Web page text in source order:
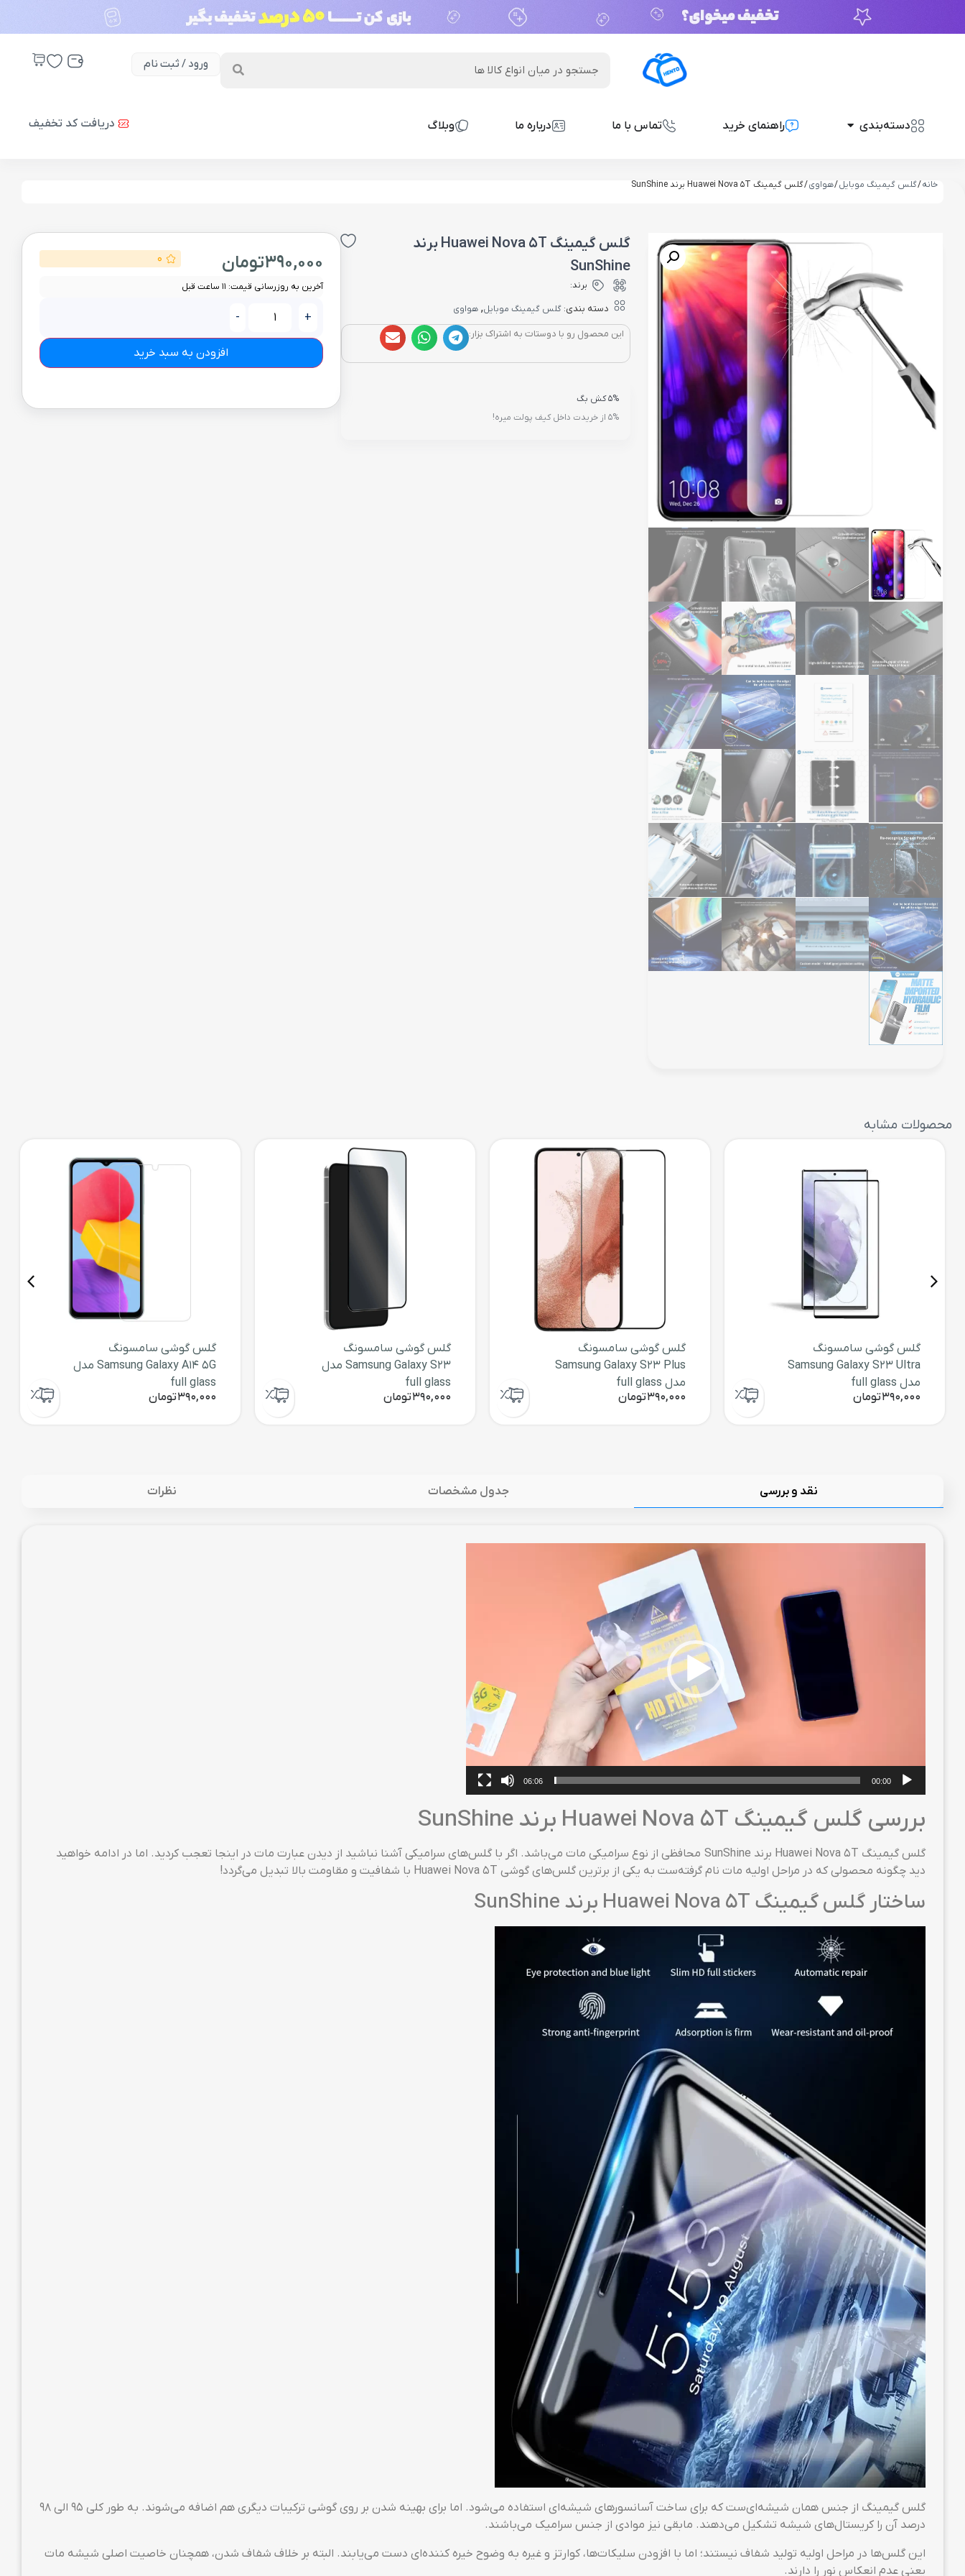
ورود / ثبت نام
دسته‌بندی راهنمای خرید تماس با ما درباره ما وبلاگ دریافت کد تخفیف
خانه/گلس گیمینگ موبایل/هواوی/ گلس گیمینگ Huawei Nova 5T برند SunShine
390,000تومان 0
آخرین به روزرسانی قیمت: 11 ساعت قبل
+
-
افزودن به سبد خرید
گلس گیمینگ Huawei Nova 5T برند
SunShine
برند:
دسته بندی:گلس گیمینگ موبایل, هواوی
این محصول رو با دوستات به اشتراک بزار:
5% کش بگ
5% از خریدت داخل کیف پولت میره!
محصولات مشابه
گلس گوشی سامسونگ
Samsung Galaxy S23 Ultra
مدل full glass
390,000تومان
گلس گوشی سامسونگ
Samsung Galaxy S23 Plus
مدل full glass
390,000تومان
گلس گوشی سامسونگ
Samsung Galaxy S23 مدل
full glass
390,000تومان
گلس گوشی سامسونگ
Samsung Galaxy A14 5G مدل
full glass
390,000تومان
نقد و بررسی جدول مشخصات نظرات
00:00
06:06
بررسی گلس گیمینگ Huawei Nova 5T برند SunShine
گلس گیمینگ Huawei Nova 5T برند SunShine محافظی از نوع سرامیکی مات می‌باشد. اگر با گلس‌های سرامیکی آشنا نباشید از دیدن عبارت مات در اینجا تعجب کردید. اما در ادامه خواهید
دید چگونه محصولی که در مراحل اولیه مات نام گرفته‌ست به یکی از برترین گلس‌های گوشی Huawei Nova 5T با شفافیت و مقاومت بالا تبدیل می‌گردد!
ساختار گلس گیمینگ Huawei Nova 5T برند SunShine
گلس گیمینگ از جنس همان شیشه‌ای‌ست که برای ساخت آسانسورهای شیشه‌ای استفاده می‌شود. اما برای بهینه شدن بر روی گوشی ترکیبات دیگری هم اضافه می‌شوند. به طور کلی ۹۵ الی ۹۸
درصد آن را کریستال‌های شیشه تشکیل می‌دهند. مابقی نیز موادی از جنس سرامیک می‌باشند.
این گلس‌ها در مراحل اولیه تولید شفاف نیستند؛ اما با افزودن سلیکات‌ها، کوارتز و غیره به وضوح خیره کننده‌ای دست می‌یابند. البته بر خلاف شفاف شدن، همچنان خاصیت اصلی شیشه مات
یعنی عدم انعکاس نور را دارند.